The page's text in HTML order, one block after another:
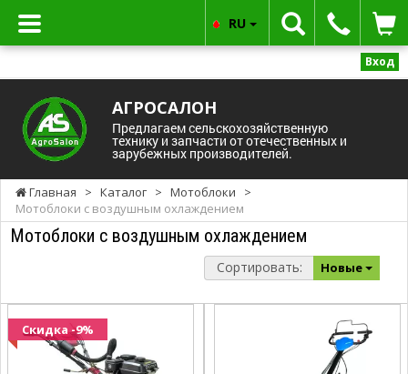
Вход
АГРОСАЛОН
Предлагаем сельскохозяйственную
технику и запчасти от отечественных и
зарубежных производителей.
RU
Главная > Каталог > Мотоблоки
>
Мотоблоки с воздушным охлаждением
Мотоблоки с воздушным охлаждением
Сортировать: Новые
Скидка -9%